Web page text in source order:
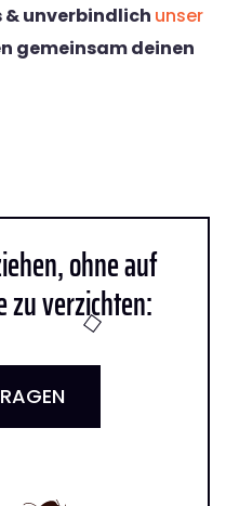
& unverbindlich unser
gemeinsam deinen
ohne auf
zu verzichten: